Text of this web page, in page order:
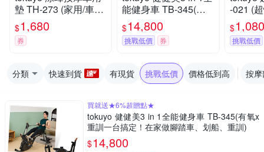
墊 TH-273 (家用/車用/
電競)
$1,680
券
能健身車 TB-345(有
氧x重訓一台搞定！在
家做腳踏車、划船、
重訓)
$14,800
挑戰低價 券
-021 (
跳繩
想墊)
$1,080
挑戰低價
分類 快速到貨 有現貨 挑戰低價 價格低到高 按
買就送★6%超贈點★
tokuyo 健健美3 in 1全能健身車 TB-345(有氧x
重訓一台搞定！在家做腳踏車、划船、重訓)
$14,800